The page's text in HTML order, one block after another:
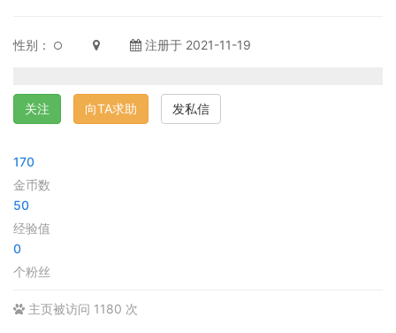
性别： 注册于 2021-11-19
关注 向TA求助 发私信
170
金币数
50
经验值
0
个粉丝
主页被访问 1180 次